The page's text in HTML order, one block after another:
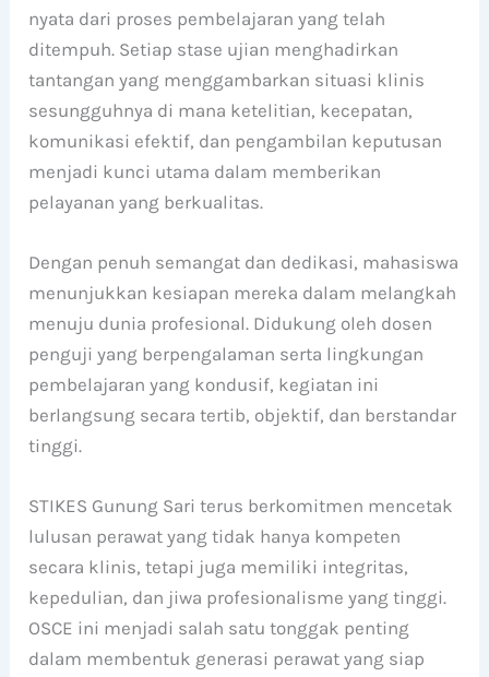
nyata dari proses pembelajaran yang telah
ditempuh. Setiap stase ujian menghadirkan
tantangan yang menggambarkan situasi klinis
sesungguhnya di mana ketelitian, kecepatan,
komunikasi efektif, dan pengambilan keputusan
menjadi kunci utama dalam memberikan
pelayanan yang berkualitas.
Dengan penuh semangat dan dedikasi, mahasiswa
menunjukkan kesiapan mereka dalam melangkah
menuju dunia profesional. Didukung oleh dosen
penguji yang berpengalaman serta lingkungan
pembelajaran yang kondusif, kegiatan ini
berlangsung secara tertib, objektif, dan berstandar
tinggi.
STIKES Gunung Sari terus berkomitmen mencetak
lulusan perawat yang tidak hanya kompeten
secara klinis, tetapi juga memiliki integritas,
kepedulian, dan jiwa profesionalisme yang tinggi.
OSCE ini menjadi salah satu tonggak penting
dalam membentuk generasi perawat yang siap